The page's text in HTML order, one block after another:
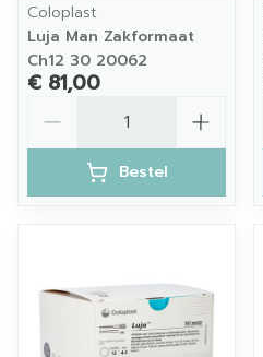
Coloplast
Luja Man Zakformaat
Ch12 30 20062
€ 81,00
Bestel